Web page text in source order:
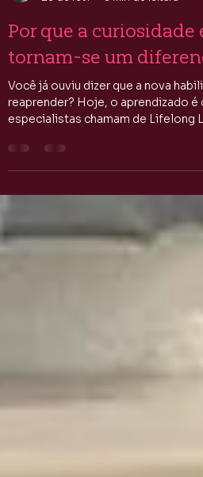
Jessica Santos Bispo
26 de fev.
5 min de leitura
Por que a curiosidade
tornam-se um
Você já ouviu dizer que a nova
reaprender? Hoje, o aprendizado
especialistas chamam de Lifelong